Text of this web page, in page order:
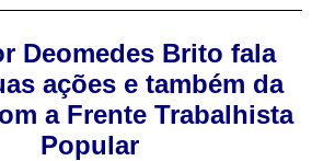
Deomedes Brito fala
ações e também da
a Frente Trabalhista
Popular